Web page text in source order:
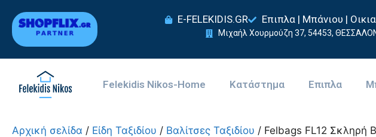
E-FELEKIDIS.GR Επιπλα | Μπάνιου |
Μιχαήλ Χουρμούζη 37, 54453,
Felekidis Nikos-Home Κατάστημα Επιπλα
Αρχική σελίδα / Είδη Ταξιδίου / Βαλίτσες Ταξιδίου / Felbags FL12 Σκληρή